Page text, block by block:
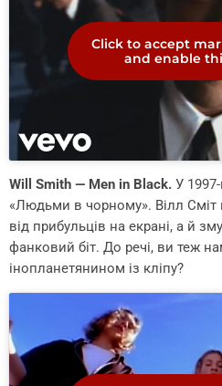
Click to accept
and enable
Will Smith — Men in Black. У
«Людьми в чорному». Вілл
від прибульців на екрані, а й
фанковий біт. До речі, ви теж
інопланетянином із кліпу?